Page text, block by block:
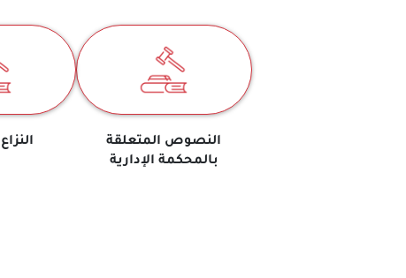
النصوص المتعلقة
بالمحكمة الإدارية